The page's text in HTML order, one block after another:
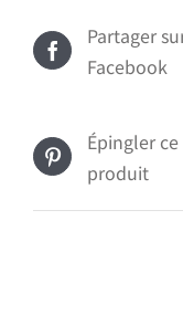
Partager
Facebook
Épingler ce
produit